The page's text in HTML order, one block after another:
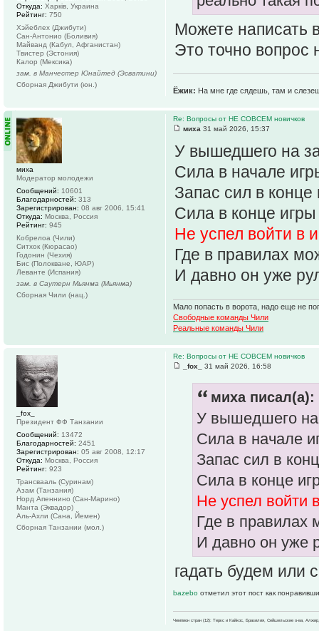
Можете написать
Это точно
Ёжик: На мне где сядешь, там и
Откуда: Харків, Украина
Рейтинг: 750
Хэйеблех (Джибути)
Сан-Антонио (Боливия)
Майванд (Кабул, Афганистан)
Твистер (Эстония)
Калор (Мексика)
зам. в Манчестер Юнайтед (Эсватини)
Сборная Джибути (юн.)
Re: Вопросы от НЕ СОВСЕМ новичков
миха 31 май 2026, 15:37
У вышедшего на
Сила в начале
Запас сил в конце
Сила в конце
Не успел войти в
Где в правилах
И давно он уже
Мало попасть в ворота, надо еще не
Свободные команды Чили
Реальные команды Чили
миха
Модератор молодежи
Сообщений: 10601
Благодарностей: 313
Зарегистрирован: 08 авг 2006, 15:41
Откуда: Москва, Россия
Рейтинг: 945
Кобрелоа (Чили)
Ситхок (Кюрасао)
Годонин (Чехия)
Бис (Полокване, ЮАР)
Леванте (Испания)
зам. в Саутерн Мьянма (Мьянма)
Сборная Чили (нац.)
Re: Вопросы от НЕ СОВСЕМ новичков
_fox_
31 май 2026, 16:58
миха писал(а):
У вышедшего на
Сила в начале
Запас сил в
Сила в конце
Не успел войти
Где в правилах
И давно он уже
гадать будем или
bazebo отметил этот пост как
Чемпион стран (12): Теркс и Кайкос, Бразилия, Сейшельские о-ва,
_fox_
Президент ФФ Танзании
Сообщений: 13472
Благодарностей: 2451
Зарегистрирован: 05 авг 2008, 12:17
Откуда: Москва, Россия
Рейтинг: 923
Трансвааль (Суринам)
Азам (Танзания)
Норд Апеннино (Сан-Марино)
Манта (Эквадор)
Аль-Ахли (Сана, Йемен)
Сборная Танзании (мол.)